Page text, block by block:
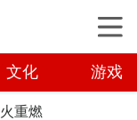
文化 游戏
重燃